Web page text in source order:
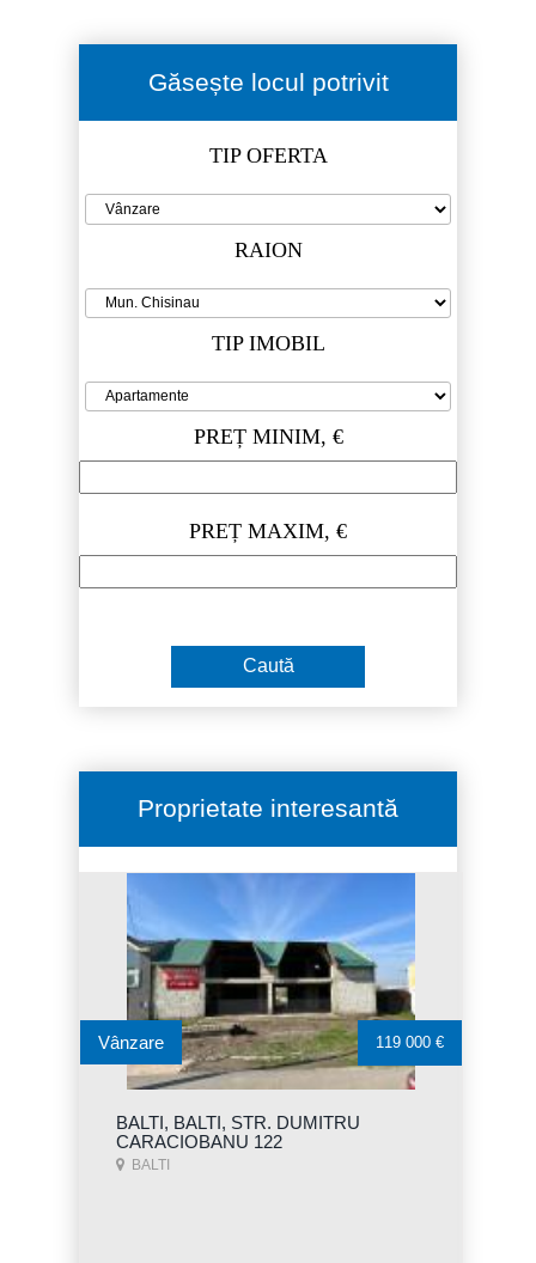
Găsește locul potrivit
TIP OFERTA
RAION
TIP IMOBIL
PREȚ MINIM, €
PREȚ MAXIM, €
Proprietate interesantă
BALTI, BALTI, STR. DUMITRU
CARACIOBANU 122
BALTI
Vânzare 119 000 €